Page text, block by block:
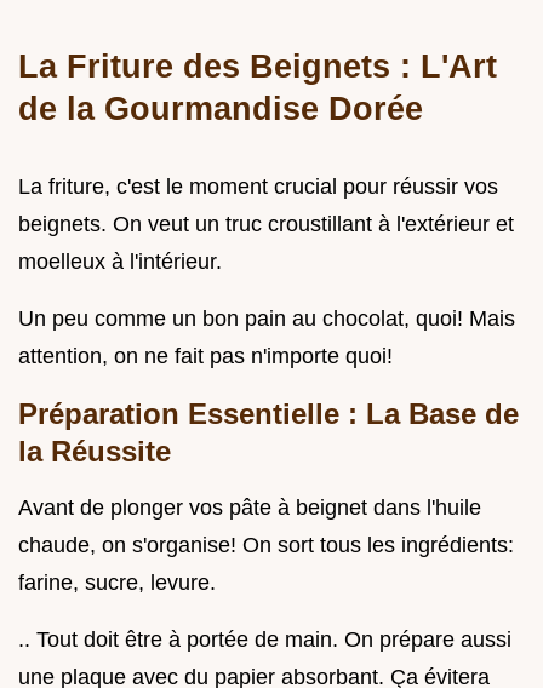
La Friture des Beignets : L'Art
de la Gourmandise Dorée
La friture, c'est le moment crucial pour réussir vos
beignets. On veut un truc croustillant à l'extérieur et
moelleux à l'intérieur.
Un peu comme un bon pain au chocolat, quoi! Mais
attention, on ne fait pas n'importe quoi!
Préparation Essentielle : La Base de
la Réussite
Avant de plonger vos pâte à beignet dans l'huile
chaude, on s'organise! On sort tous les ingrédients:
farine, sucre, levure.
.. Tout doit être à portée de main. On prépare aussi
une plaque avec du papier absorbant. Ça évitera